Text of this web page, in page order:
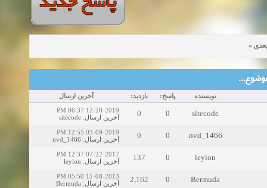
»
نویسنده پاسخ: بازدید: آخرین ارسال
sitecode
0
0
12-28-2019 06:37 PM
آخرین ارسال:
sitecode
nvd_1466
0
0
03-09-2019 12:55 PM
آخرین ارسال:
nvd_1466
leylon
0
137
07-22-2017 12:37 PM
آخرین ارسال:
leylon
Bermuda
0
2,162
11-08-2013 05:50 PM
آخرین ارسال:
Bermuda